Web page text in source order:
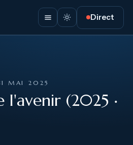
Direct
MAI 2025
l'avenir (2025 ‧